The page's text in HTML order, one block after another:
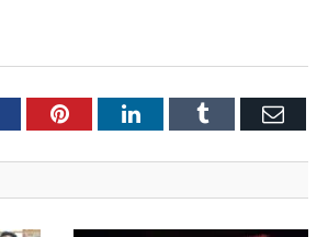
PinterestLinkedInTumblr E-